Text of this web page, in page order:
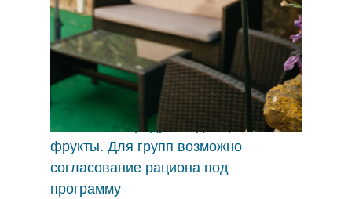
Шведский стол
локальные продукты, десерты и
фрукты. Для групп возможно
согласование рациона под
программу